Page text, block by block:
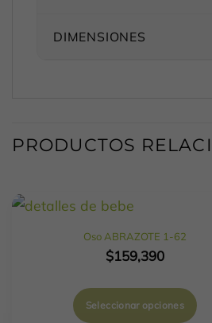
DIMENSIONES
PRODUCTOS
Oso ABRAZOTE 1-62
$159,390
Seleccionar opciones